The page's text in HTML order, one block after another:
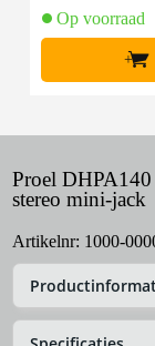
Op voorraad
+
Proel
stereo mini-jack
Artikelnr: 1000-